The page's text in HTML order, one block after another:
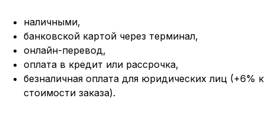
наличными,
банковской картой через терминал,
онлайн-перевод,
оплата в кредит или рассрочка,
безналичная оплата для юридических лиц (+6% к
стоимости заказа).